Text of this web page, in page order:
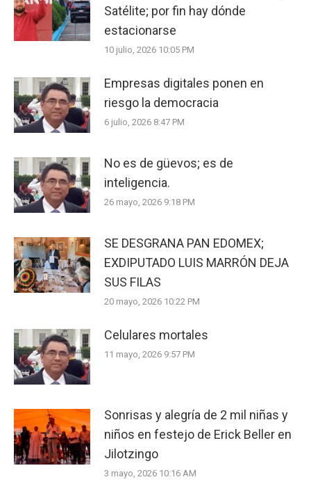
Satélite; por fin hay dónde
estacionarse
10 julio, 2026 10:05 PM
Empresas digitales ponen en
riesgo la democracia
6 julio, 2026 8:47 PM
No es de güevos; es de
inteligencia.
26 mayo, 2026 9:18 PM
SE DESGRANA PAN EDOMEX;
EXDIPUTADO LUIS MARRÓN DEJA
SUS FILAS
20 mayo, 2026 10:22 PM
Celulares mortales
11 mayo, 2026 9:57 PM
Sonrisas y alegría de 2 mil niñas y
niños en festejo de Erick Beller en
Jilotzingo
3 mayo, 2026 10:16 AM